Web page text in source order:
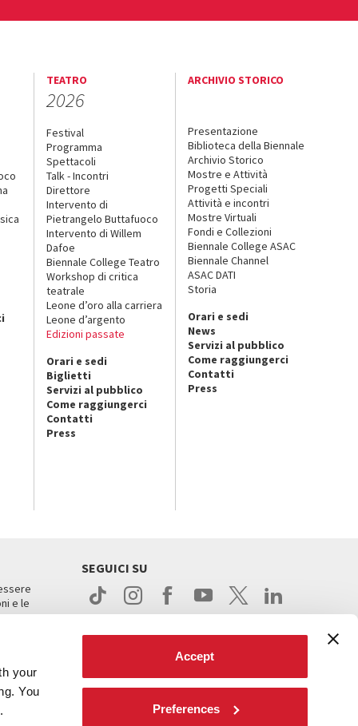
your
You
Accept
Preferences
TEATRO
2026
Festival
Programma
Spettacoli
Talk - Incontri
Direttore
Intervento di
Pietrangelo Buttafuoco
Intervento di Willem
Dafoe
Biennale College Teatro
Workshop di critica
teatrale
Leone d’oro alla carriera
Leone d’argento
Edizioni passate
Orari e sedi
Biglietti
Servizi al pubblico
Come raggiungerci
Contatti
Press
ARCHIVIO STORICO
Presentazione
Biblioteca della Biennale
Archivio Storico
Mostre e Attività
Progetti Speciali
Attività e incontri
Mostre Virtuali
Fondi e Collezioni
Biennale College ASAC
Biennale Channel
ASAC DATI
Storia
Orari e sedi
News
Servizi al pubblico
Come raggiungerci
Contatti
Press
e le
SEGUICI SU